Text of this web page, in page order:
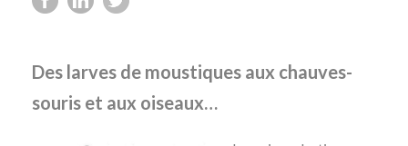
Des larves de moustiques aux chauves-
souris et aux oiseaux…